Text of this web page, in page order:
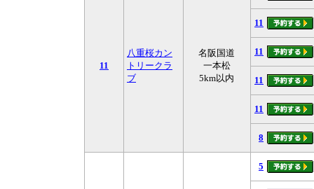
11
八重桜カン
トリークラ
ブ
名阪国道
一本松
5km以内
11
11
11
11
8
5